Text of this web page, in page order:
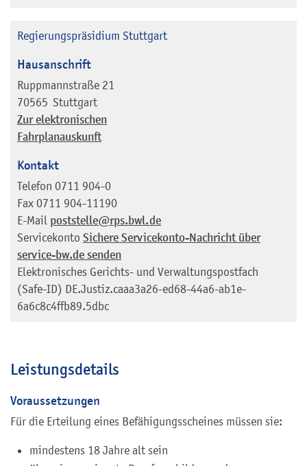
Regierungspräsidium Stuttgart
Hausanschrift
Ruppmannstraße 21
70565 Stuttgart
Zur elektronischen
Fahrplanauskunft
Kontakt
Telefon 0711 904-0
Fax 0711 904-11190
E-Mail poststelle@rps.bwl.de
Servicekonto Sichere Servicekonto-Nachricht über
service-bw.de senden
Elektronisches Gerichts- und Verwaltungspostfach
(Safe-ID) DE.Justiz.caaa3a26-ed68-44a6-ab1e-
6a6c8c4ffb89.5dbc
Leistungsdetails
Voraussetzungen
Für die Erteilung eines Befähigungsscheines müssen sie:
mindestens 18 Jahre alt sein